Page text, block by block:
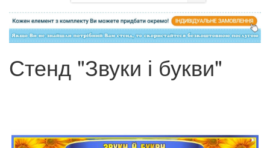
Стенд "Звуки і букви"